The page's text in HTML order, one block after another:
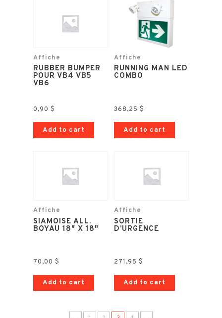
Affiche
RUBBER BUMPER
POUR VB4 VB5
VB6
0,90 $
Add to cart
Affiche
RUNNING MAN LED
COMBO
368,25$
Add to cart
Affiche
SIAMOISE ALL.
BOYAU 18″ X 18″
70,00 $
Add to cart
Affiche
SORTIE
D’URGENCE
271,95$
Add to cart